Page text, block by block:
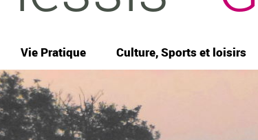
Vie Pratique Culture, Sports et loisirs